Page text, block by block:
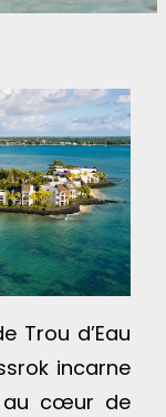
Trou d’Eau
incarne
au cœur de